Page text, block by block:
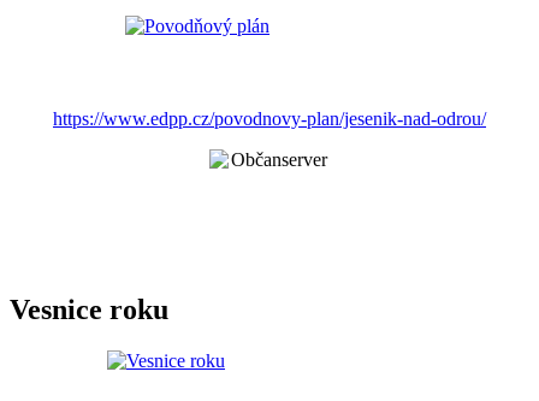
https://www.edpp.cz/povodnovy-plan/jesenik-nad-odrou/
Vesnice roku